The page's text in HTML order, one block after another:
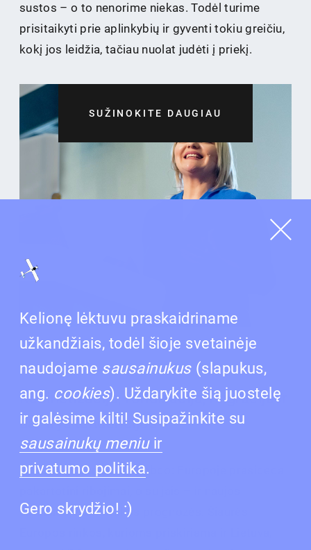
Kelionę lėktuvu praskaidriname
užkandžiais, todėl šioje svetainėje
naudojame sausainukus (slapukus,
ang. cookies). Uždarykite šią juostelę
ir galėsime kilti! Susipažinkite su
sausainukų meniu ir
privatumo politika.
Gero skrydžio! :)
sustos – o to nenorime niekas. Todėl turime
prisitaikyti prie aplinkybių ir gyventi tokiu greičiu,
kokį jos leidžia, tačiau nuolat judėti į priekį.
SUŽINOKITE DAUGIAU
Kabinetizacija, fondizacija, migracija ir
dar trys tendencijos
COVID–19 tempo nestabdo: Europoje prasideda
aktualios ekonomikos prognozės. Šiaurės